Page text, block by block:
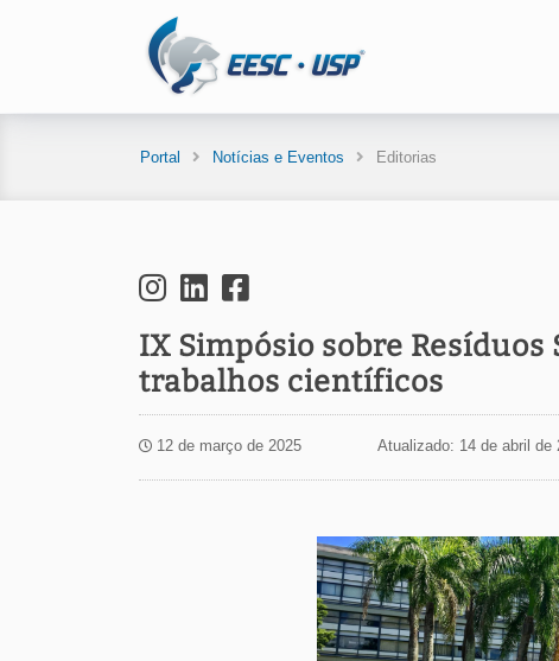
Portal Notícias e Eventos Editorias
IX Simpósio sobre
trabalhos científicos
12 de março de 2025 Atualizado: 14 de abril de